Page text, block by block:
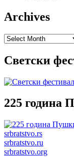
Archives
Archives
Светски
225 година
srbratstvo.rs
srbratstvo.ru
srbratstvo.org